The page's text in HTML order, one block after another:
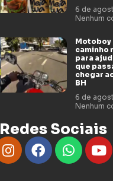
6 de
Nenhum
Motoboy
caminho
para
que
chegar
BH
6 de
Nenhum
Redes Sociais